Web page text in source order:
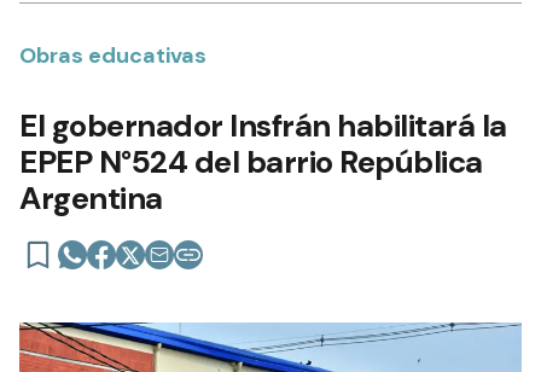
Obras educativas
El gobernador Insfrán habilitará la
EPEP N°524 del barrio República
Argentina